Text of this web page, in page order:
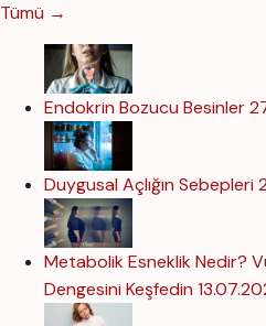
Tümü →
Endokrin Bozucu Besinler
Duygusal Açlığın Sebepleri
Metabolik Esneklik Nedir?
Dengesini Keşfedin